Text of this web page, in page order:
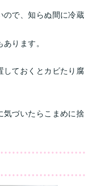
ので、知らぬ間に冷蔵
ります。
しておくとカビたり腐
気づいたらこまめに捨